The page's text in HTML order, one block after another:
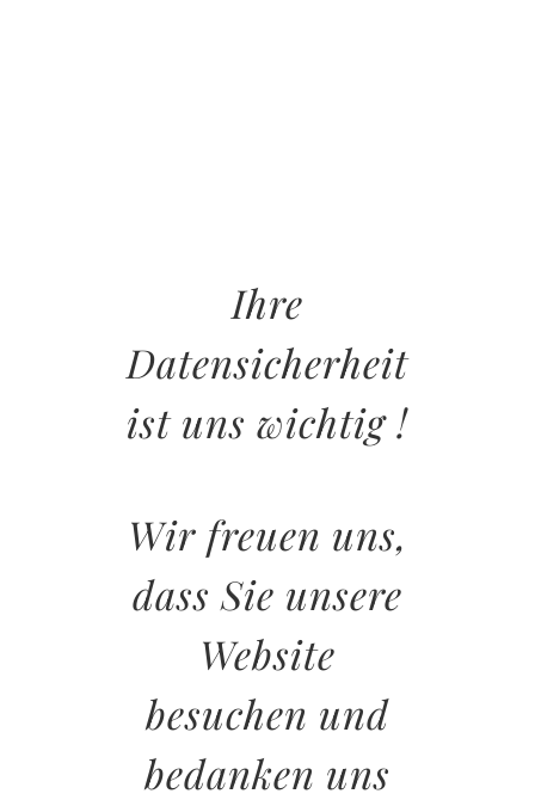
Ihre
Datensicherheit
ist uns wichtig !
Wir freuen uns,
dass Sie unsere
Website
besuchen und
bedanken uns